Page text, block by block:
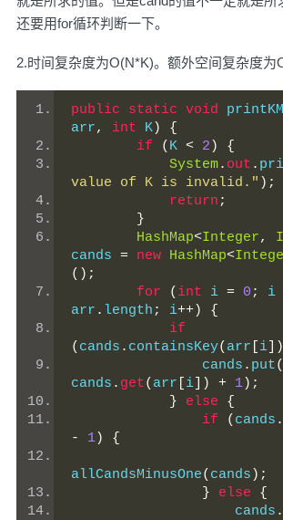
还要用for循环判断一下。
2.时间复杂度为O(N*K)。额外空间复杂度为
public static void
arr, int K)
{
if
( K < 2 )
{
System. out .
value of K is invalid." );
return ;
}
HashMap<Integer,
cands = new HashMap<
();
for
( int i = 0 ; i
arr . length ; i++)
{
if
( cands . containsKey( arr i
                cands
. put(
cands . get( arr i ]) + 1);
}
else
{
if
( cands .
-
1) {
allCandsMinusOne( cands );
}
else
{
                    cands
.